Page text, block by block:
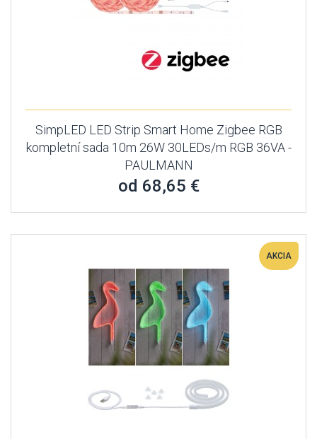
SimpLED LED Strip Smart Home Zigbee RGB
kompletní sada 10m 26W 30LEDs/m RGB 36VA -
PAULMANN
od 68,65 €
AKCIA